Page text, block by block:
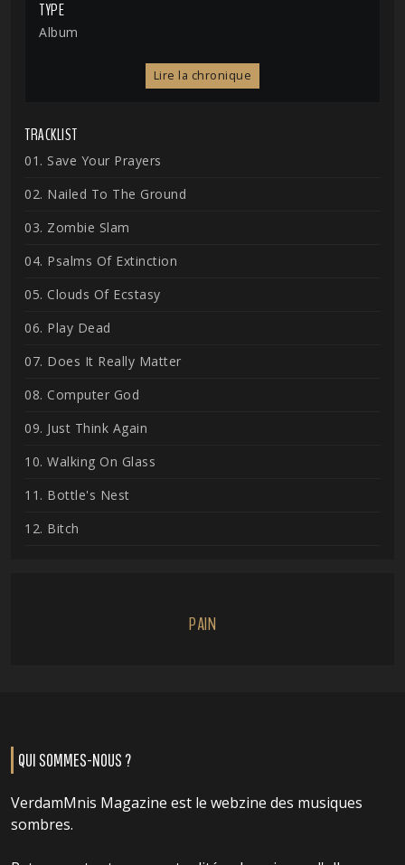
TYPE
Album
Lire la chronique
TRACKLIST
01. Save Your Prayers
02. Nailed To The Ground
03. Zombie Slam
04. Psalms Of Extinction
05. Clouds Of Ecstasy
06. Play Dead
07. Does It Really Matter
08. Computer God
09. Just Think Again
10. Walking On Glass
11. Bottle's Nest
12. Bitch
PAIN
QUI SOMMES-NOUS ?
VerdamMnis Magazine est le webzine des musiques
sombres.